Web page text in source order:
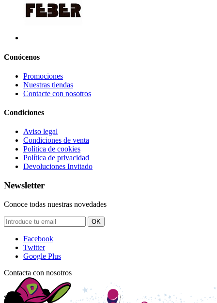
Conócenos
Promociones
Nuestras tiendas
Contacte con nosotros
Condiciones
Aviso legal
Condiciones de venta
Política de cookies
Política de privacidad
Devoluciones Invitado
Newsletter
Conoce todas nuestras novedades
OK
Facebook
Twitter
Google Plus
Contacta con nosotros